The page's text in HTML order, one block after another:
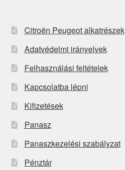
Citroën Peugeot alkatrészek
Adatvédelmi irányelvek
Felhasználási feltételek
Kapcsolatba lépni
Kifizetések
Panasz
Panaszkezelési szabályzat
Pénztár